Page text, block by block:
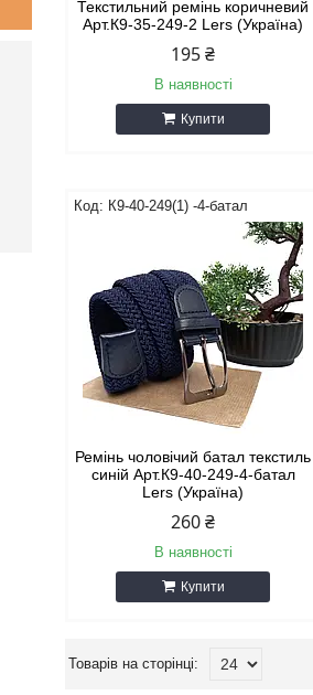
Текстильний ремінь коричневий
Арт.К9-35-249-2 Lers (Україна)
195 ₴
В наявності
Купити
К9-40-249(1) -4-батал
Ремінь чоловічий батал текстиль
синій Арт.К9-40-249-4-батал
Lers (Україна)
260 ₴
В наявності
Купити